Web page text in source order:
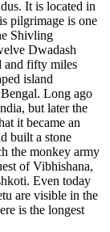
It is located in
pilgrimage is one
Shivling
Dwadash
and fifty miles
island
Long ago
but later the
it became an
built a stone
the monkey army
of Vibhishana,
Even today
are visible in the
is the longest